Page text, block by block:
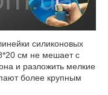
силиконовых
см не мешает с
и разложить мелкие
более крупным